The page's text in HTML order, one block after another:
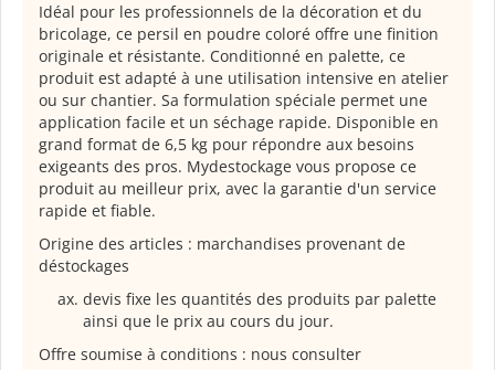
Idéal pour les professionnels de la décoration et du
bricolage, ce persil en poudre coloré offre une finition
originale et résistante. Conditionné en palette, ce
produit est adapté à une utilisation intensive en atelier
ou sur chantier. Sa formulation spéciale permet une
application facile et un séchage rapide. Disponible en
grand format de 6,5 kg pour répondre aux besoins
exigeants des pros. Mydestockage vous propose ce
produit au meilleur prix, avec la garantie d'un service
rapide et fiable.
Origine des articles : marchandises provenant de
déstockages
devis fixe les quantités des produits par palette
ainsi que le prix au cours du jour.
Offre soumise à conditions : nous consulter